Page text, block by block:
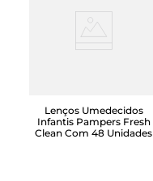
Lenços Umedecidos
Infantis Pampers Fresh
Clean Com 48 Unidades